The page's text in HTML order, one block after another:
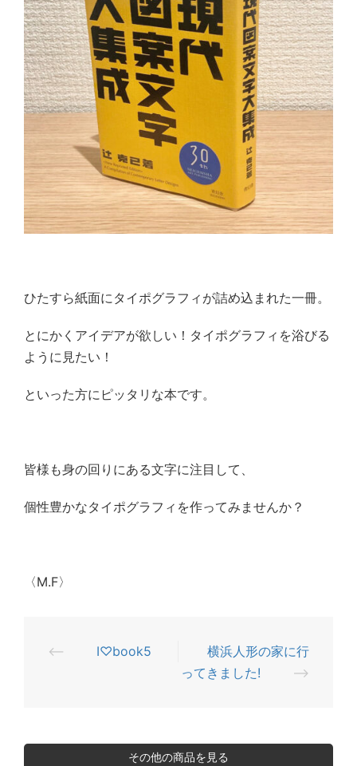
ひたすら紙面にタイポグラフィが詰め込まれた一冊。
とにかくアイデアが欲しい！タイポグラフィを浴びる
ように見たい！
といった方にピッタリな本です。
皆様も身の回りにある文字に注目して、
個性豊かなタイポグラフィを作ってみませんか？
〈M.F〉
投
⟵ I♡book5
横浜人形の家に行
ってきました!
⟶
その他の商品を見る